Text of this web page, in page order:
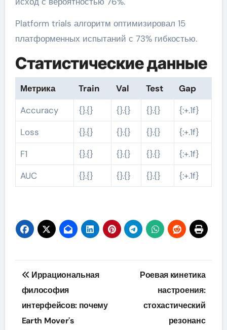
Platform trials алгоритм оптимизировал 15
платформенных испытаний с 73% гибкостью.
Статистические данные
Метрика Train Val Test
Gap
Accuracy
{}.{} {}.{} {}.{}
{:+.1f}
Loss
{}.{} {}.{} {}.{}
{:+.1f}
F1
{}.{} {}.{} {}.{}
{:+.1f}
AUC
{}.{} {}.{} {}.{} {:+.1f}
Навигация
по
записям
Иррациональная
философия
интерфейсов: почему
Earth Mover's
Роевая кинетика
настроения:
стохастический
резонанс